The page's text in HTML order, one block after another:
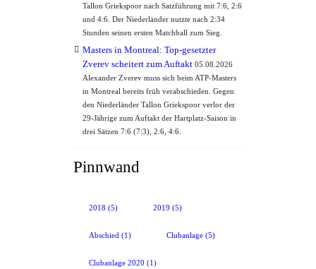
Tallon Griekspoor nach Satzführung mit 7:6, 2:6
und 4:6. Der Niederländer nutzte nach 2:34
Stunden seinen ersten Matchball zum Sieg.
Masters in Montreal: Top-gesetzter
Zverev scheitert zum Auftakt 05.08.2026
Alexander Zverev muss sich beim ATP-Masters
in Montreal bereits früh verabschieden. Gegen
den Niederländer Tallon Griekspoor verlor der
29-Jährige zum Auftakt der Hartplatz-Saison in
drei Sätzen 7:6 (7:3), 2:6, 4:6.
Pinnwand
2018 (5) 2019 (5)
Abschied (1) Clubanlage(5)
Clubanlage 2020 (1)